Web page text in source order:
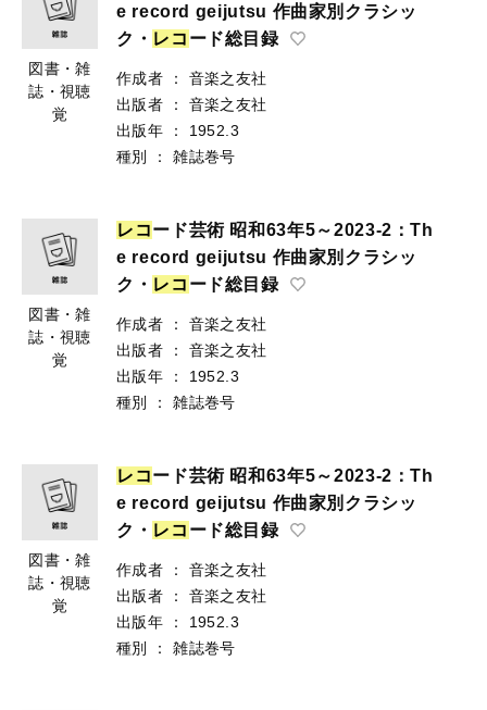
図書・雑
誌・視聴
覚
e record geijutsu 作曲家別クラシッ
ク・ レ コ ード総目録
作成者 ：
音楽之友社
出版者
：
音楽之友社
出版年
：
1952.3
種別
： 雑誌巻号
図書・雑
誌・視聴
覚
レ コード芸術 昭和63年5～2023-2：Th
e record geijutsu 作曲家別クラシッ
ク・ レ コ ード総目録
作成者 ：
音楽之友社
出版者
：
音楽之友社
出版年
：
1952.3
種別
： 雑誌巻号
図書・雑
誌・視聴
覚
レ コード芸術 昭和63年5～2023-2：Th
e record geijutsu 作曲家別クラシッ
ク・ レ コ ード総目録
作成者 ：
音楽之友社
出版者
：
音楽之友社
出版年
：
1952.3
種別
： 雑誌巻号